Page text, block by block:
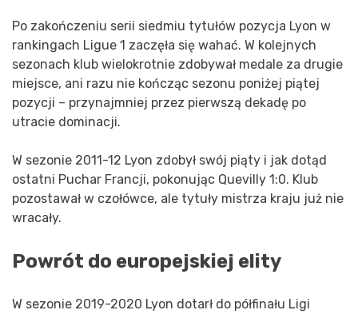
Po zakończeniu serii siedmiu tytułów pozycja Lyon w
rankingach Ligue 1 zaczęła się wahać. W kolejnych
sezonach klub wielokrotnie zdobywał medale za drugie
miejsce, ani razu nie kończąc sezonu poniżej piątej
pozycji – przynajmniej przez pierwszą dekadę po
utracie dominacji.
W sezonie 2011-12 Lyon zdobył swój piąty i jak dotąd
ostatni Puchar Francji, pokonując Quevilly 1:0. Klub
pozostawał w czołówce, ale tytuły mistrza kraju już nie
wracały.
Powrót do europejskiej elity
W sezonie 2019-2020 Lyon dotarł do półfinału Ligi